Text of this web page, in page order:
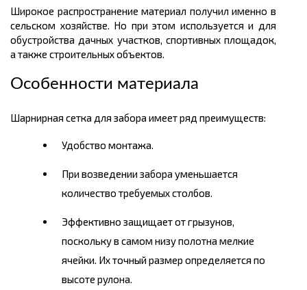
Широкое распространение материал получил именно в
сельском хозяйстве. Но при этом используется и для
обустройства дачных участков, спортивных площадок,
а также строительных объектов.
Особенности материала
Шарнирная сетка для забора имеет ряд преимуществ:
Удобство монтажа.
При возведении забора уменьшается
количество требуемых столбов.
Эффективно защищает от грызунов,
поскольку в самом низу полотна мелкие
ячейки. Их точный размер определяется по
высоте рулона.